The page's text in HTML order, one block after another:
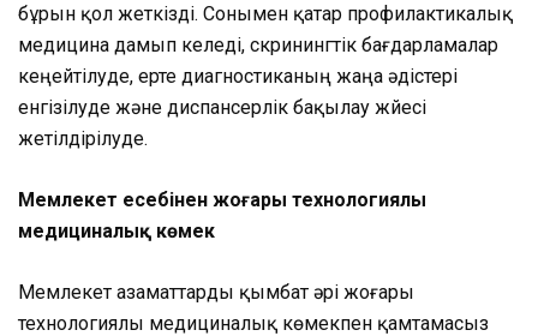
бұрын қол жеткізді. Сонымен қатар профилактикалық
медицина дамып келеді, скринингтік бағдарламалар
кеңейтілуде, ерте диагностиканың жаңа әдістері
енгізілуде және диспансерлік бақылау жүйесі
жетілдірілуде.
Мемлекет есебінен жоғары технологиялы
медициналық көмек
Мемлекет азаматтарды қымбат әрі жоғары
технологиялы медициналық көмекпен қамтамасыз